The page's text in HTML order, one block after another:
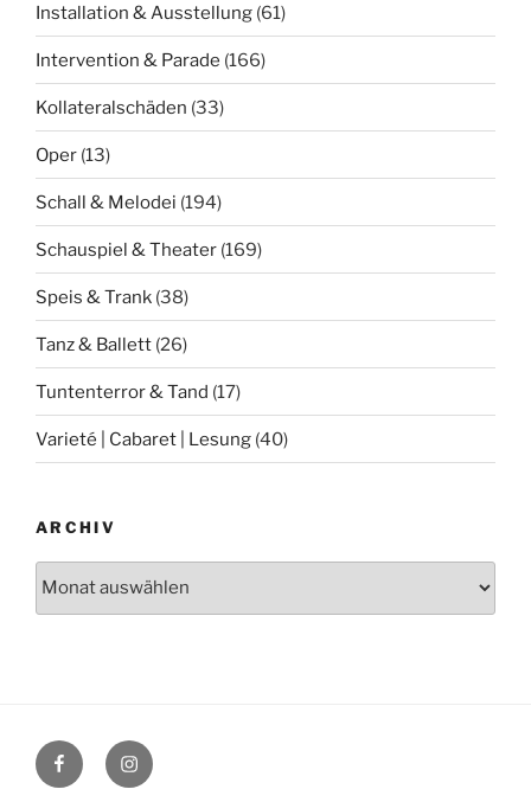
Installation & Ausstellung (61)
Intervention & Parade (166)
Kollateralschäden (33)
Oper (13)
Schall & Melodei (194)
Schauspiel & Theater (169)
Speis & Trank (38)
Tanz & Ballett (26)
Tuntenterror & Tand (17)
Varieté | Cabaret | Lesung (40)
ARCHIV
FacebookInstagram